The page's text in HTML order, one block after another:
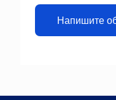
Напишите